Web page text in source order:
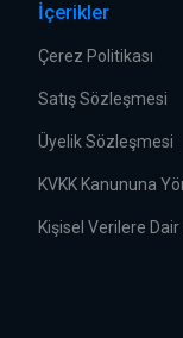
İçerikler
Çerez Politikası
Satış Sözleşmesi
Üyelik Sözleşmesi
KVKK Kanununa
Kişisel Verilere Dair